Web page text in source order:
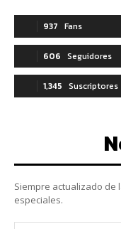
937 Fans
606 Seguidores
1,345 Suscriptores
Siempre actualizado de
especiales.